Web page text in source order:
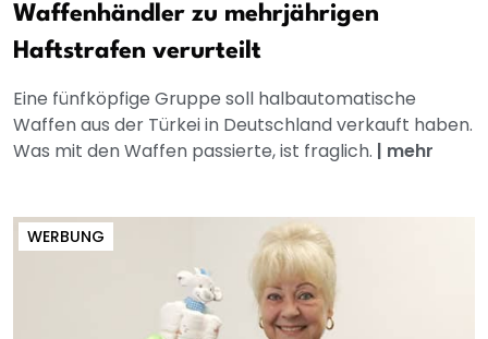
Waffenhändler zu mehrjährigen
Haftstrafen verurteilt
Eine fünfköpfige Gruppe soll halbautomatische
Waffen aus der Türkei in Deutschland verkauft haben.
Was mit den Waffen passierte, ist fraglich. | mehr
WERBUNG